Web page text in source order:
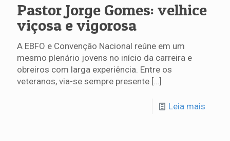
Pastor Jorge Gomes: velhice
viçosa e vigorosa
A EBFO e Convenção Nacional reúne em um
mesmo plenário jovens no início da carreira e
obreiros com larga experiência. Entre os
veteranos, via-se sempre presente […]
Leia mais